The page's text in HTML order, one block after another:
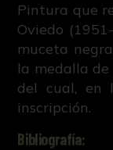
Pintura que
Oviedo
muceta
la medalla de
del cual, en
inscripción.
Bibliografía: